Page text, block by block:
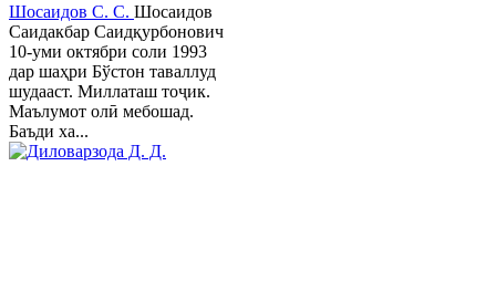
Шосаидов С. С. Шосаидов
Саидакбар Саидқурбонович
10-уми октябри соли 1993
дар шаҳри Бўстон таваллуд
шудааст. Миллаташ тоҷик.
Маълумот олӣ мебошад.
Баъди ха...